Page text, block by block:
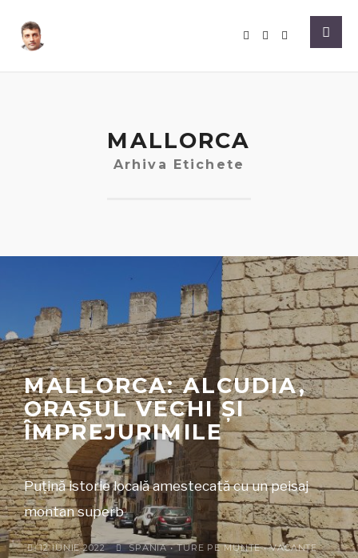
MALLORCA
Arhiva Etichete
MALLORCA: ALCUDIA,
ORAȘUL VECHI ȘI
ÎMPREJURIMILE
Puțină istorie locală amestecată cu un peisaj
montan superb
12 IUNIE 2022 SPANIA•TURE PE MUNTE•VACANȚE